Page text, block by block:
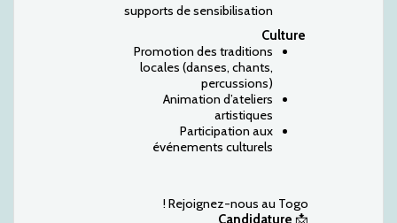
supports de sensibilisation
Culture
Promotion des traditions
locales (danses, chants,
percussions)
Animation d’ateliers
artistiques
Participation aux
événements culturels
Rejoignez-nous au Togo !
📩
Candidature